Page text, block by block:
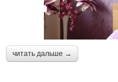
читать дальше →